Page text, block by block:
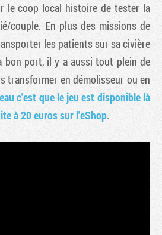
le coop local histoire de tester la
couple. En plus des missions de
les patients sur sa civière
bon port, il y a aussi tout plein de
transformer en démolisseur ou en
c'est que le jeu est disponible là
à 20 euros sur l'eShop.